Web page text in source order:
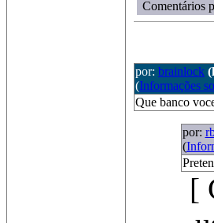
Comentários
por: brainlock
(Informações
Que banco
por:
(
[